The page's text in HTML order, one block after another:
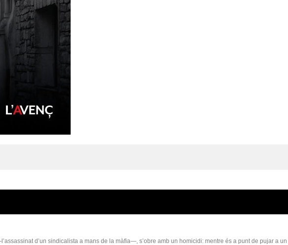
d’un sindicalista a mans de la màfia—, s’obre amb un homicidi: mentre és a punt de pujar a un